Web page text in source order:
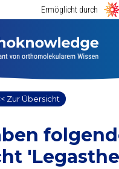
Ermöglicht durch
Zur Übersicht